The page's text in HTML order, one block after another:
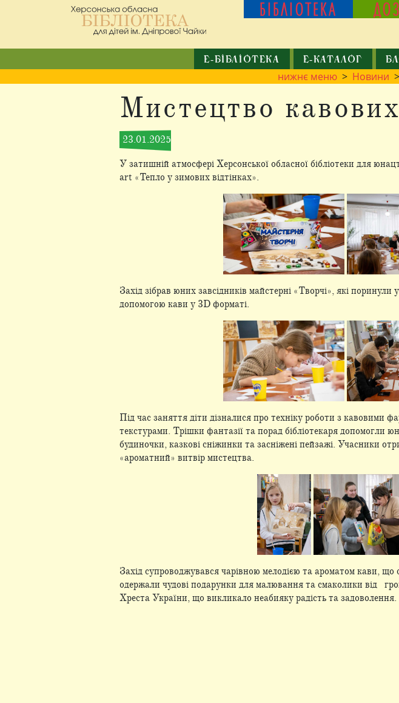
БІБЛІОТЕКА
Е-БІБЛІОТЕКА Е-КАТАЛОГ
нижнє меню > Новини
Мистецтво кавових
23.01.2025
У затишній атмосфері Херсонської обласної бібліотеки для
art «Тепло у зимових відтінках».
Захід зібрав юних завсідників майстерні «Творчі», які
допомогою кави у 3D форматі.
Під час заняття діти дізналися про техніку роботи з кавовими
текстурами. Трішки фантазії та порад бібліотекаря допомогли
будиночки, казкові сніжинки та засніжені пейзажі. Учасники
«ароматний» витвір мистецтва.
Захід супроводжувався чарівною мелодією та ароматом кави,
одержали чудові подарунки для малювання та смаколики від
Хреста України, що викликало неабияку радість та задоволення.